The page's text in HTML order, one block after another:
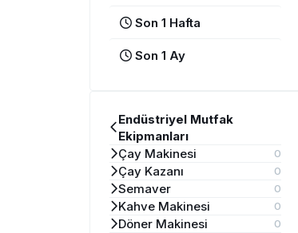
Son 1 Hafta
Son 1 Ay
Endüstriyel Mutfak
Ekipmanları
Çay Makinesi
0
Çay Kazanı 0
Semaver 0
Kahve Makinesi 0
Döner Makinesi 0